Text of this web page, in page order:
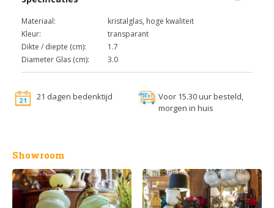
Materiaal:
kristalglas, hoge kwaliteit
Kleur:
transparant
Dikte / diepte (cm):
1.7
Diameter Glas (cm):
3.0
21 dagen bedenktijd
Voor 15.30 uur besteld,
morgen in huis
Showroom